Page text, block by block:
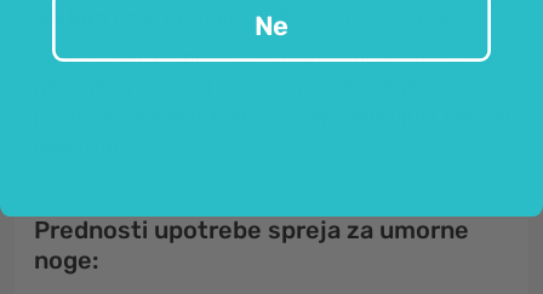
noge njeguju, oživljuju ih i osvježavaju..
Osvježavajući sprej za umorne noge je odlično
Prednosti upotrebe spreja za umorne
noge:
Ne